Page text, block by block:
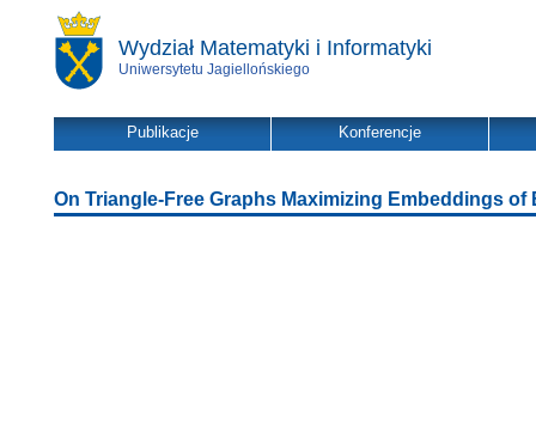
Wydział Matematyki i Informatyki
Uniwersytetu Jagiellońskiego
Publikacje Konferencje
On Triangle-Free Graphs Maximizing Embeddings of